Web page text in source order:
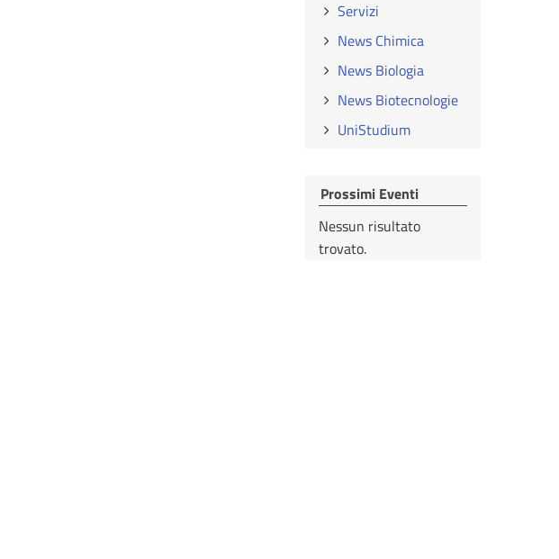
Servizi
News Chimica
News Biologia
News Biotecnologie
UniStudium
Prossimi Eventi
Nessun risultato
trovato.